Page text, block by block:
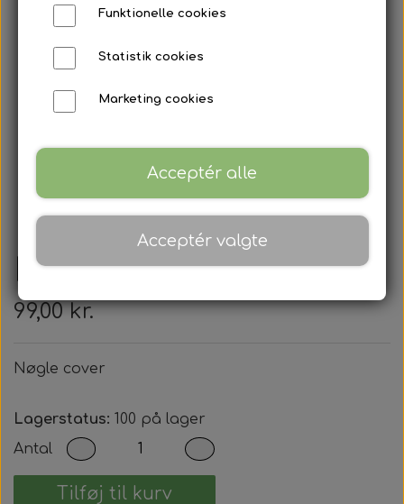
Nøgle cover
99,00 kr.
Nøgle cover
Lagerstatus: 100 på lager
Antal
Tilføj til kurv
Funktionelle cookies
Statistik cookies
Marketing cookies
Acceptér alle
Acceptér valgte